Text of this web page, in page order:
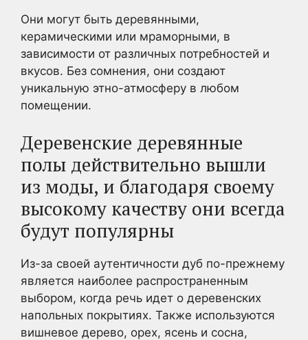
Они могут быть деревянными,
керамическими или мраморными, в
зависимости от различных потребностей и
вкусов. Без сомнения, они создают
уникальную этно-атмосферу в любом
помещении.
Деревенские деревянные
полы действительно вышли
из моды, и благодаря своему
высокому качеству они всегда
будут популярны
Из-за своей аутентичности дуб по-прежнему
является наиболее распространенным
выбором, когда речь идет о деревенских
напольных покрытиях. Также используются
вишневое дерево, орех, ясень и сосна,